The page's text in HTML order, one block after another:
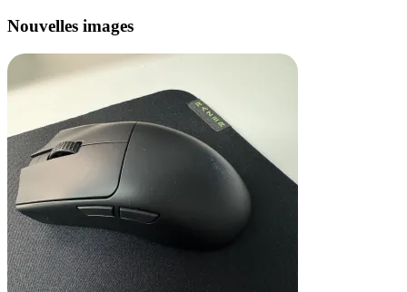
Nouvelles images